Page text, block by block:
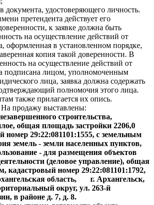
документа, удостоверяющего личность.
претендента действует его
к заявке должна быть
на осуществление действий от
оформленная в установленном порядке,
копия такой доверенности. В
на осуществление действий от
подписана лицом, уполномоченным
лица, заявка должна содержать
полномочия этого лица.
также прилагается их опись.
На продажу выставлены:
строительства,
общая площадь застройки 2206,0
номер 29:22:081101:1555, с земельным
земель - земли населенных пунктов,
- для размещения объектов
(деловое управление), общая
кадастровый номер 29:22:081101:1792,
область, г. Архангельск,
округ, ул. 263-й
в районе д. 7, д. 8.